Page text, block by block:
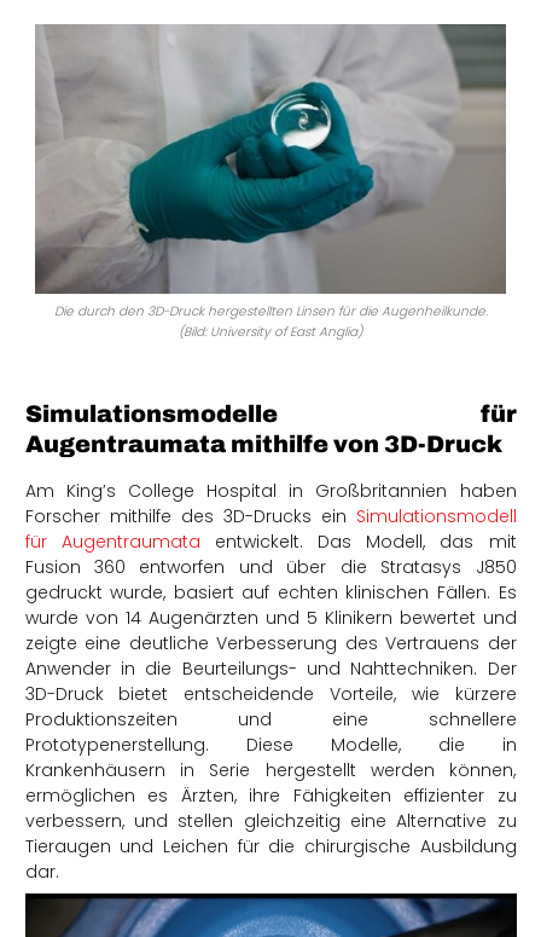
Die durch den 3D-Druck hergestellten Linsen für die Augenheilkunde.
(Bild: University of East Anglia)
Simulationsmodelle für
Augentraumata mithilfe von 3D-Druck
Am King’s College Hospital in Großbritannien haben
Forscher mithilfe des 3D-Drucks ein Simulationsmodell
für Augentraumata entwickelt. Das Modell, das mit
Fusion 360 entworfen und über die Stratasys J850
gedruckt wurde, basiert auf echten klinischen Fällen. Es
wurde von 14 Augenärzten und 5 Klinikern bewertet und
zeigte eine deutliche Verbesserung des Vertrauens der
Anwender in die Beurteilungs- und Nahttechniken. Der
3D-Druck bietet entscheidende Vorteile, wie kürzere
Produktionszeiten und eine schnellere
Prototypenerstellung. Diese Modelle, die in
Krankenhäusern in Serie hergestellt werden können,
ermöglichen es Ärzten, ihre Fähigkeiten effizienter zu
verbessern, und stellen gleichzeitig eine Alternative zu
Tieraugen und Leichen für die chirurgische Ausbildung
dar.